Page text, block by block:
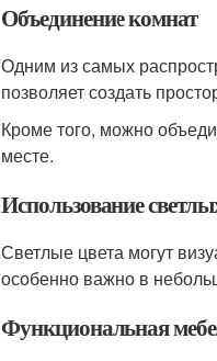
Объединение комнат
Одним из самых
позволяет создать
Кроме того, можно
месте.
Использование
Светлые цвета могут
особенно важно в
Функциональная